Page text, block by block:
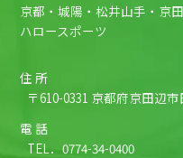
京都・城陽・松井山手・京
ハロースポーツ
住 所
〒610-0331 京都府京田辺
電 話
TEL．0774-34-0400